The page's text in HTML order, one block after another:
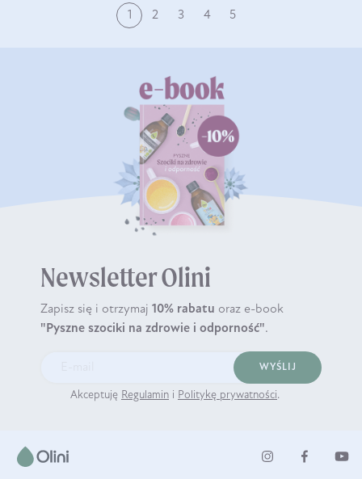
1 2 3 4 5
Newsletter Olini
Zapisz się i otrzymaj 10% rabatu oraz e-book
"Pyszne szociki na zdrowie i odporność".
WYŚLIJ
Akceptuję Regulamin i Politykę prywatności.